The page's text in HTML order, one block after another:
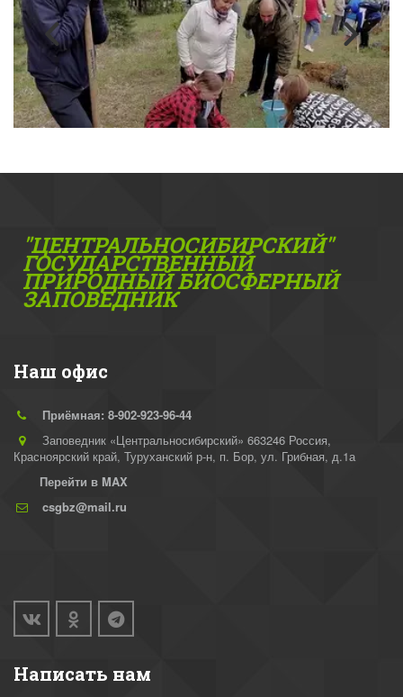
"ЦЕНТРАЛЬНОСИБИРСКИЙ"
ГОС­УДАРСТВЕННЫЙ
ПРИРОДНЫЙ БИОСФЕРНЫЙ
ЗАПОВЕДНИК
Наш офис
Приёмная: 8-902-923-96-44
Заповедник «Центральносибирский» 663246 Россия,
Красноярский край, Туруханский р-н, п. Бор, ул. Грибная, д.1а
Перейти в MAX
csgbz@mail.ru
Написать нам